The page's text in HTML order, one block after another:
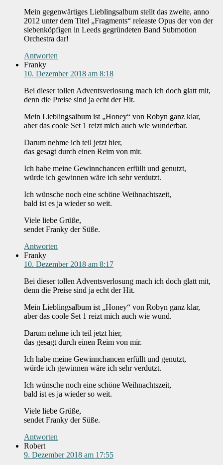
Mein gegenwärtiges Lieblingsalbum stellt das zweite, anno
2012 unter dem Titel „Fragments“ releaste Opus der von der
siebenköpfigen in Leeds gegründeten Band Submotion
Orchestra dar!
Antworten
Franky
10. Dezember 2018 am 8:18
Bei dieser tollen Adventsverlosung mach ich doch glatt mit,
denn die Preise sind ja echt der Hit.
Mein Lieblingsalbum ist „Honey“ von Robyn ganz klar,
aber das coole Set 1 reizt mich auch wie wunderbar.
Darum nehme ich teil jetzt hier,
das gesagt durch einen Reim von mir.
Ich habe meine Gewinnchancen erfüllt und genutzt,
würde ich gewinnen wäre ich sehr verdutzt.
Ich wünsche noch eine schöne Weihnachtszeit,
bald ist es ja wieder so weit.
Viele liebe Grüße,
sendet Franky der Süße.
Antworten
Franky
10. Dezember 2018 am 8:17
Bei dieser tollen Adventsverlosung mach ich doch glatt mit,
denn die Preise sind ja echt der Hit.
Mein Lieblingsalbum ist „Honey“ von Robyn ganz klar,
aber das coole Set 1 reizt mich auch wie wund.
Darum nehme ich teil jetzt hier,
das gesagt durch einen Reim von mir.
Ich habe meine Gewinnchancen erfüllt und genutzt,
würde ich gewinnen wäre ich sehr verdutzt.
Ich wünsche noch eine schöne Weihnachtszeit,
bald ist es ja wieder so weit.
Viele liebe Grüße,
sendet Franky der Süße.
Antworten
Robert
9. Dezember 2018 am 17:55